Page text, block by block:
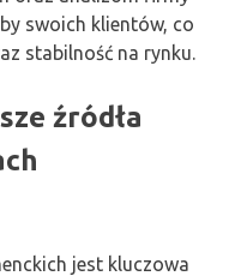
swoich klientów, co
stabilność na rynku.
źródła
jest kluczowa